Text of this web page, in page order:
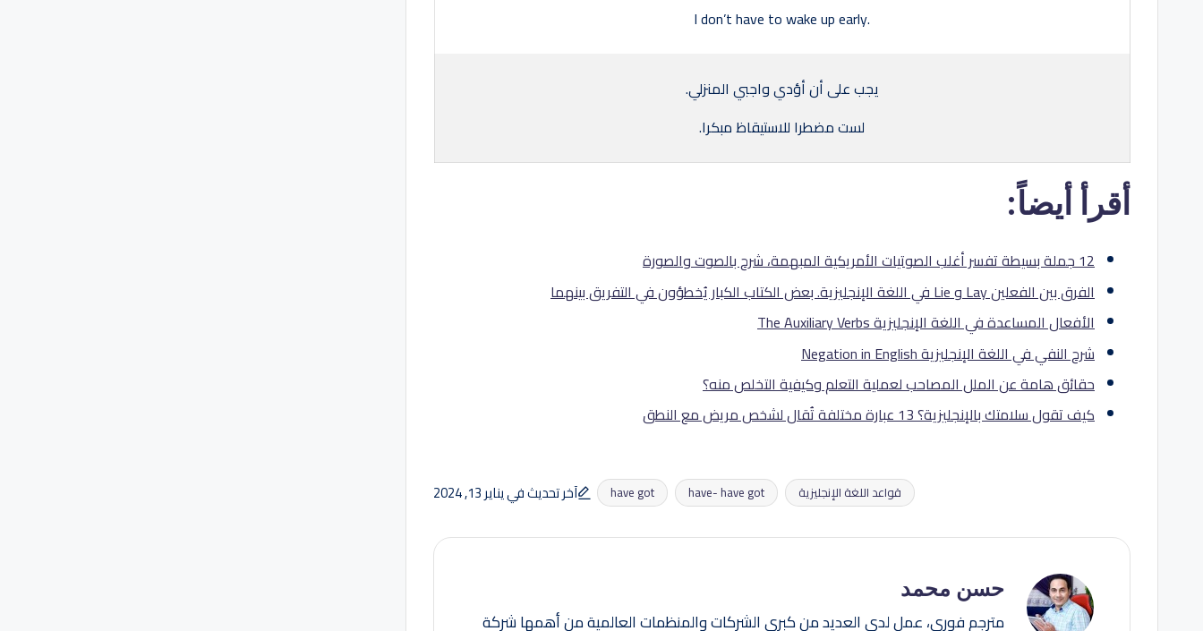
I don’t have to wake up early.
يجب على أن أؤدي واجبي المنزلي.
لست مضطرا للاستيقاظ مبكرا.
أقرأ أيضاً:
12 جملة بسيطة تفسر أغلب الصوتيات الأمريكية المبهمة، شرح بالصوت والصورة
الفرق بين الفعلين Lay و Lie في اللغة الإنجليزية. بعض الكتاب الكبار يُخطؤون في التفريق بينهما
الأفعال المساعدة في اللغة الإنجليزية The Auxiliary Verbs
شرح النفي في اللغة الإنجليزية Negation in English
حقائق هامة عن الملل المصاحب لعملية التعلم وكيفية التخلص منه؟
كيف تقول سلامتك بالإنجليزية؟ 13 عبارة مختلفة تُقال لشخص مريض مع النطق
have got have- have got قواعد اللغة الإنجليزية آخر تحديث في يناير 13, 2024
حسن محمد
مترجم فوري، عمل لدى العديد من كبرى الشركات والمنظمات العالمية من أهمها شركة